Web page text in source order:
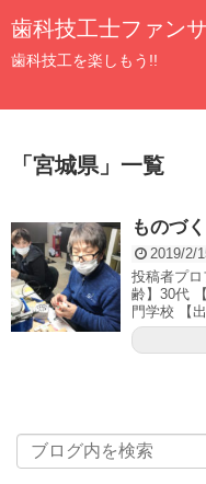
歯科技工士ファン
歯科技工を楽しもう!!
「 宮城県 」 一覧
ものづ
2019/2/
投稿者プ
齢】30代
門学校 【